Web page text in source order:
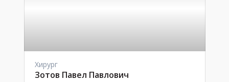
Хирург
Зотов Павел Павлович